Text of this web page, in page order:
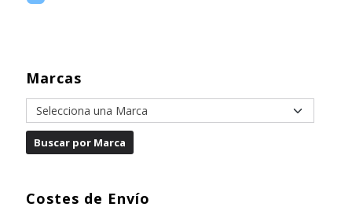
Marcas
Costes de Envío